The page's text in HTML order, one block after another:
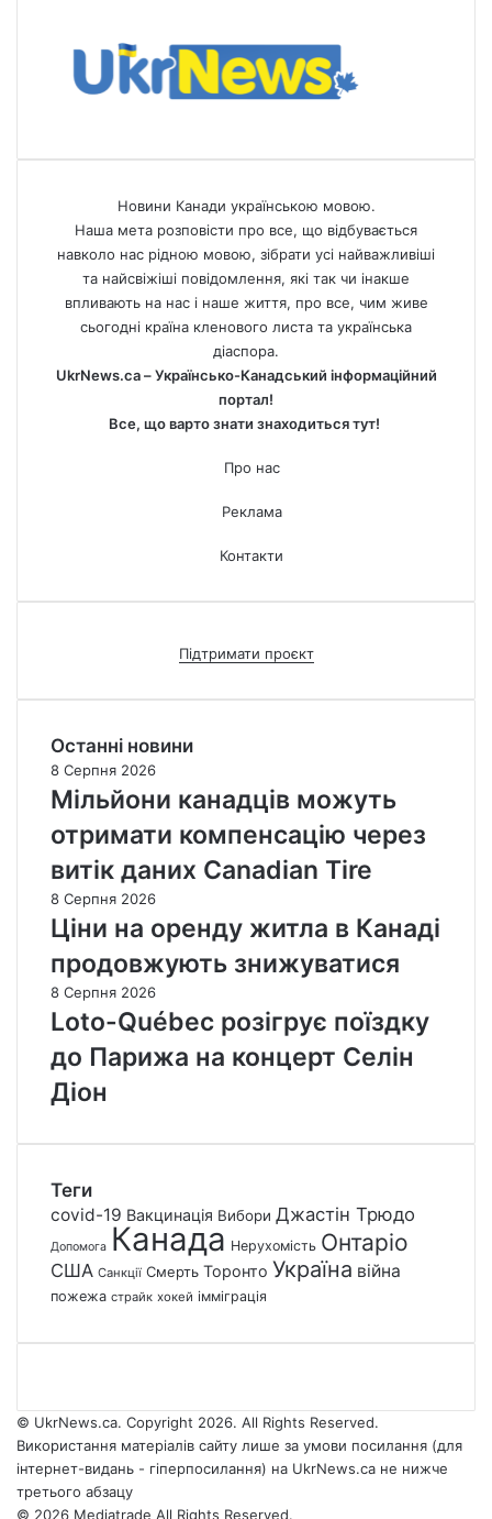
Новини Канади українською мовою.
Наша мета розповісти про все, що відбувається
навколо нас рідною мовою, зібрати усі найважливіші
та найсвіжіші повідомлення, які так чи інакше
впливають на нас і наше життя, про все, чим живе
сьогодні країна кленового листа та українська
діаспора.
UkrNews.ca – Українсько-Канадський інформаційний
портал!
Все, що варто знати знаходиться тут!
Про нас
Реклама
Контакти
Підтримати проєкт
Останні новини
8 Серпня 2026
Мільйони канадців можуть
отримати компенсацію через
витік даних Canadian Tire
8 Серпня 2026
Ціни на оренду житла в Канаді
продовжують знижуватися
8 Серпня 2026
Loto-Québec розігрує поїздку
до Парижа на концерт Селін
Діон
Теги
covid-19 Вакцинація Вибори Джастін Трюдо
Допомога Канада Нерухомість Онтаріо
США Санкції Смерть Торонто Україна війна
пожежа страйк хокей імміграція
© UkrNews.ca. Copyright 2026. All Rights Reserved.
Використання матеріалів сайту лише за умови посилання (для
інтернет-видань - гіперпосилання) на UkrNews.ca не нижче
третього абзацу
© 2026 Mediatrade All Rights Reserved.